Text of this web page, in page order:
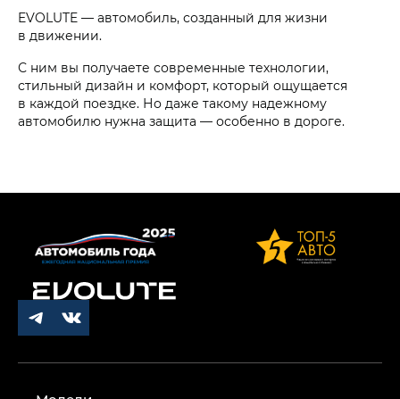
EVOLUTE — автомобиль, созданный для жизни
в движении.
С ним вы получаете современные технологии,
стильный дизайн и комфорт, который ощущается
в каждой поездке. Но даже такому надежному
автомобилю нужна защита — особенно в дороге.